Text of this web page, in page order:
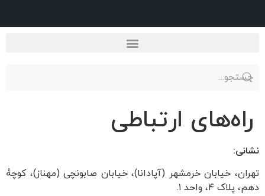
راه‌های ارتباطی
نشانی:
تهران، خیابان خرمشهر (آپادانا)، خیابان صابونچی (مهناز)، کوچۀ
دهم، پلاک ۴، واحد ۱.